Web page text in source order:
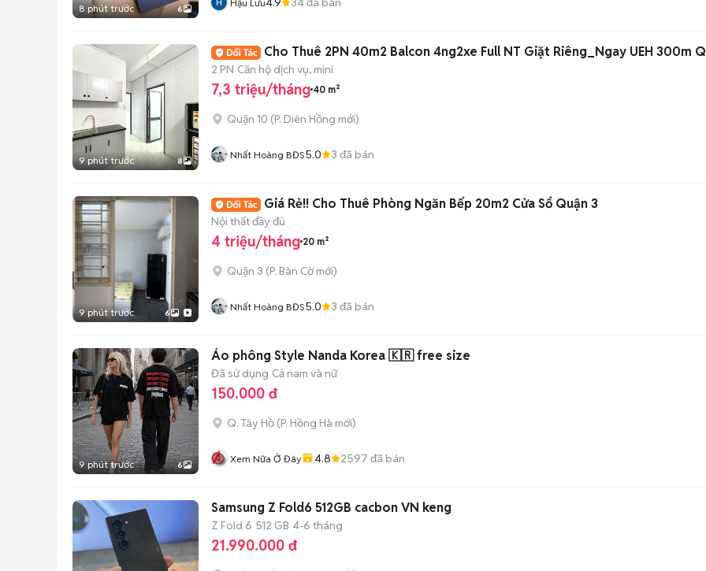
8 phút trước 6 Hậu Lưu
9 phút trước 8
Cho Thuê 2PN 40m2 Balcon 4ng2xe Full NT Giặt Riêng_Ngay UEH 300m
2 PN Căn hộ dịch vụ, mini
7,3 triệu/tháng 40 m²
Quận 10 (P. Diên Hồng mới)
Nhất Hoàng BĐS5.0 3 đã bán
9 phút trước 6
Giá Rẻ!! Cho Thuê Phòng Ngăn Bếp 20m2 Cửa Sổ Quận 3
Nội thất đầy đủ
4 triệu/tháng 20 m²
Quận 3 (P. Bàn Cờmới)
Nhất Hoàng BĐS5.0 3 đã bán
9 phút trước 6
Áo phông Style Nanda Korea 🇰🇷 free size
Đã sử dụng Cả nam và nữ
150.000 đ
Q. Tây Hồ (P. Hồng Hà mới)
Xem Nữa Ở Đây 4.8 2597 đã bán
Samsung Z Fold6 512GB cacbon VN keng
Z Fold 6 512 GB 4-6 tháng
21.990.000 đ